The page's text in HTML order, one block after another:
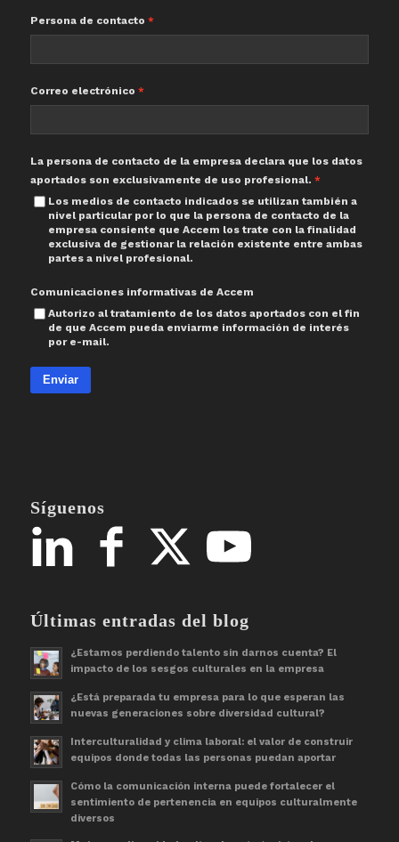
Persona de contacto
Correo electrónico
La persona de contacto de la empresa declara que los datos
aportados son exclusivamente de uso profesional.
Los medios de contacto indicados se utilizan también a
nivel particular por lo que la persona de contacto de la
empresa consiente que Accem los trate con la finalidad
exclusiva de gestionar la relación existente entre ambas
partes a nivel profesional.
Comunicaciones informativas de Accem
Autorizo al tratamiento de los datos aportados con el fin
de que Accem pueda enviarme información de interés
por e-mail.
Enviar
Síguenos
Últimas entradas del blog
¿Estamos perdiendo talento sin darnos cuenta? El
impacto de los sesgos culturales en la empresa
¿Está preparada tu empresa para lo que esperan las
nuevas generaciones sobre diversidad cultural?
Interculturalidad y clima laboral: el valor de construir
equipos donde todas las personas puedan aportar
Cómo la comunicación interna puede fortalecer el
sentimiento de pertenencia en equipos culturalmente
diversos